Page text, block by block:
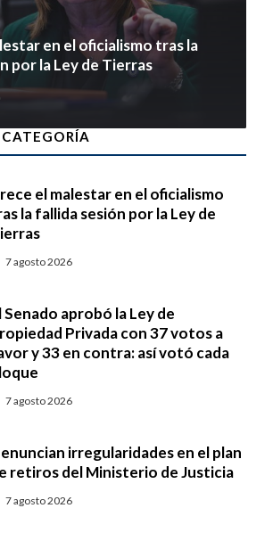
en el oficialismo tras la
por la Ley de Tierras
el malestar en el oficialismo
la fallida sesión por la Ley de
7 agosto 2026
Senado aprobó la Ley de
Privada con 37 votos a
y 33 en contra: así votó cada
7 agosto 2026
irregularidades en el plan
retiros del Ministerio de Justicia
7 agosto 2026